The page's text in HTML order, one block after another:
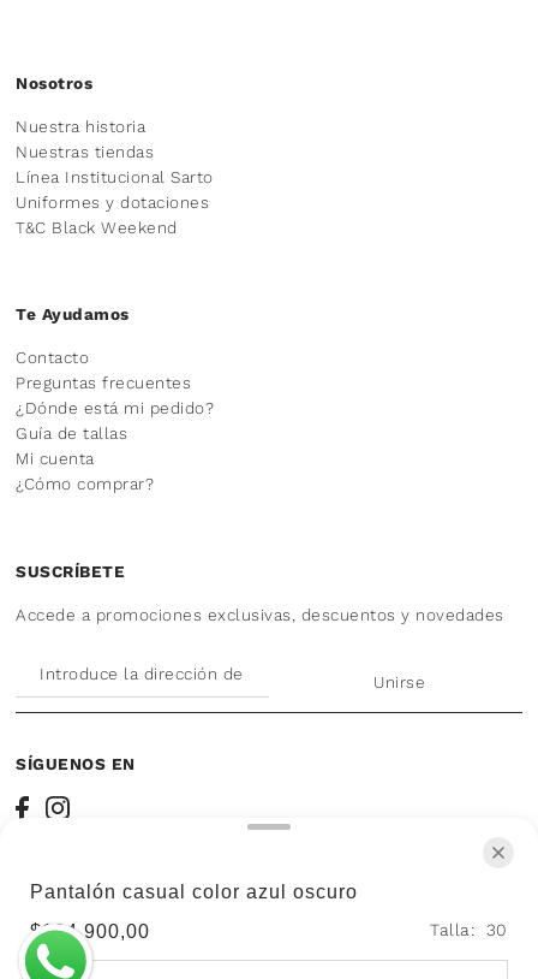
Pantalón casual color azul oscuro
$184.900,00
Talla: 30
Nosotros
Nuestra historia
Nuestras tiendas
Línea Institucional Sarto
Uniformes y dotaciones
T&C Black Weekend
Te Ayudamos
Contacto
Preguntas frecuentes
¿Dónde está mi pedido?
Guía de tallas
Mi cuenta
¿Cómo comprar?
SUSCRÍBETE
Accede a promociones exclusivas, descuentos y novedades
Unirse
SÍGUENOS EN
© 2026 Camisería Inglesa
Política de envío